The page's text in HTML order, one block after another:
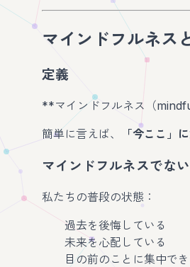
マインドフルネス
定義
**マインドフルネス（
簡単に言えば、
「今ここ」
マインドフルネスでな
私たちの普段の状態：
過去を後悔している
未来を心配している
目の前のことに集中で